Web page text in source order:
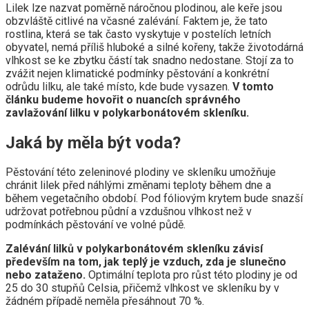
Lilek lze nazvat poměrně náročnou plodinou, ale keře jsou
obzvláště citlivé na včasné zalévání. Faktem je, že tato
rostlina, která se tak často vyskytuje v postelích letních
obyvatel, nemá příliš hluboké a silné kořeny, takže životodárná
vlhkost se ke zbytku částí tak snadno nedostane. Stojí za to
zvážit nejen klimatické podmínky pěstování a konkrétní
odrůdu lilku, ale také místo, kde bude vysazen. V tomto
článku budeme hovořit o nuancích správného
zavlažování lilku v polykarbonátovém skleníku.
Jaká by měla být voda?
Pěstování této zeleninové plodiny ve skleníku umožňuje
chránit lilek před náhlými změnami teploty během dne a
během vegetačního období. Pod fóliovým krytem bude snazší
udržovat potřebnou půdní a vzdušnou vlhkost než v
podmínkách pěstování ve volné půdě.
Zalévání lilků v polykarbonátovém skleníku závisí
především na tom, jak teplý je vzduch, zda je slunečno
nebo zataženo. Optimální teplota pro růst této plodiny je od
25 do 30 stupňů Celsia, přičemž vlhkost ve skleníku by v
žádném případě neměla přesáhnout 70 %.